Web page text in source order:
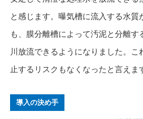
と感じます。曝気槽に流入する水質
も、膜分離槽によって汚泥と分離す
川放流できるようになりました。こ
止するリスクもなくなったと言えま
導入の決め手